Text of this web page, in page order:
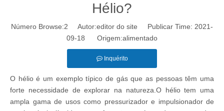
Hélio?
Número Browse:2 Autor:editor do site Publicar Time: 2021-
09-18 Origem:alimentado
Inquérito
O hélio é um exemplo típico de gás que as pessoas têm uma
forte necessidade de explorar na natureza.O hélio tem uma
ampla gama de usos como pressurizador e impulsionador de